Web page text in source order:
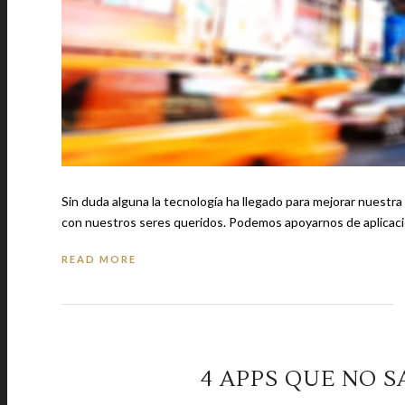
Sin duda alguna la tecnología ha llegado para mejorar
con nuestros seres queridos. Podemos
READ MORE
4 APPS QUE NO